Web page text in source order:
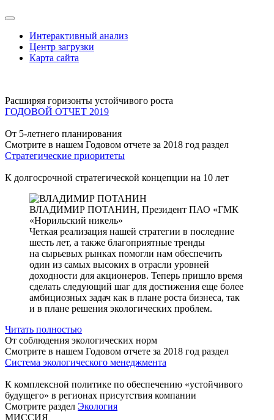
Интерактивный анализ
Центр загрузки
Карта сайта
Расширяя горизонты устойчивого роста
ГОДОВОЙ ОТЧЕТ 2019
От 5-летнего планирования
Смотрите в нашем Годовом отчете за 2018 год раздел
Стратегические приоритеты
К долгосрочной стратегической концепции на 10 лет
ВЛАДИМИР ПОТАНИН, Президент ПАО «ГМК
«Норильский никель»
Четкая реализация нашей стратегии в последние
шесть лет, а также благоприятные тренды
на сырьевых рынках помогли нам обеспечить
один из самых высоких в отрасли уровней
доходности для акционеров. Теперь пришло время
сделать следующий шаг для достижения еще более
амбициозных задач как в плане роста бизнеса, так
и в плане решения экологических проблем.
Читать полностью
От соблюдения экологических норм
Смотрите в нашем Годовом отчете за 2018 год раздел
Система экологического менеджмента
К комплексной политике по обеспечению «устойчивого
будущего» в регионах присутствия компании
Смотрите раздел Экология
МИССИЯ